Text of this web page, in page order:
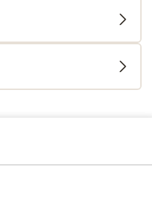
geboekt door met partner